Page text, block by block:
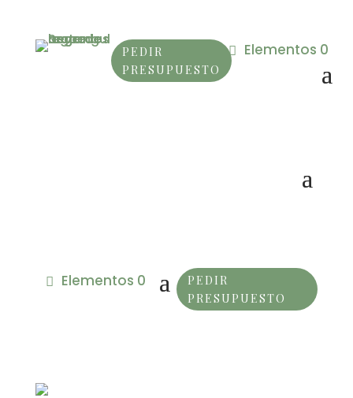
PEDIR
PRESUPUESTO
Elementos 0
Elementos 0
PEDIR
PRESUPUESTO